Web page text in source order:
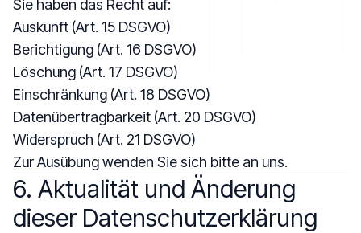
Sie haben das Recht auf:
Auskunft (Art. 15 DSGVO)
Berichtigung (Art. 16 DSGVO)
Löschung (Art. 17 DSGVO)
Einschränkung (Art. 18 DSGVO)
Datenübertragbarkeit (Art. 20 DSGVO)
Widerspruch (Art. 21 DSGVO)
Zur Ausübung wenden Sie sich bitte an uns.
6. Aktualität und Änderung
dieser Datenschutzerklärung